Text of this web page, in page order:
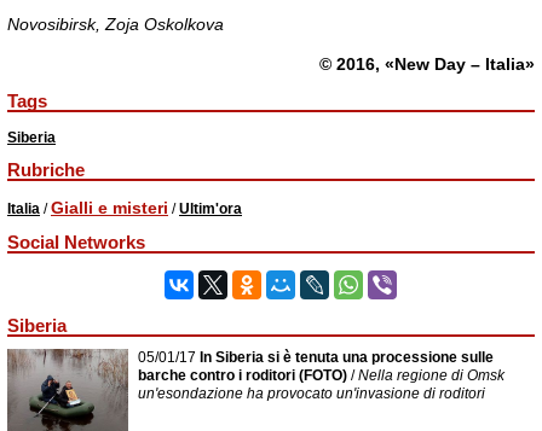
Novosibirsk, Zoja Oskolkova
© 2016, «New Day – Italia»
Tags
Siberia
Rubriche
Italia /Gialli e misteri /Ultim'ora
Social Networks
Siberia
05/01/17 In Siberia si è tenuta una processione sulle
barche contro i roditori (FOTO) /Nella regione di Omsk
un'esondazione ha provocato un'invasione di roditori